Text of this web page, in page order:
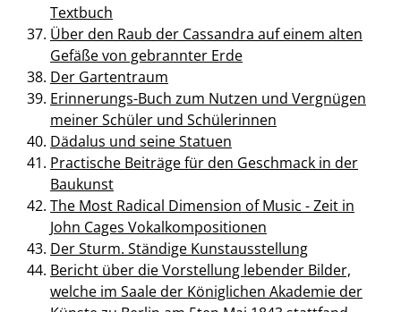
Textbuch
Über den Raub der Cassandra auf einem alten
Gefäße von gebrannter Erde
Der Gartentraum
Erinnerungs-Buch zum Nutzen und Vergnügen
meiner Schüler und Schülerinnen
Dädalus und seine Statuen
Practische Beiträge für den Geschmack in der
Baukunst
The Most Radical Dimension of Music - Zeit in
John Cages Vokalkompositionen
Der Sturm. Ständige Kunstausstellung
Bericht über die Vorstellung lebender Bilder,
welche im Saale der Königlichen Akademie der